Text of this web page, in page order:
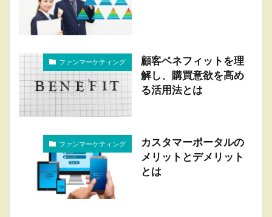
ファンマーケティング
顧客ベネフィットを理
解し、購買意欲を高め
る活用法とは
ファンマーケティング
カスタマーポータルの
メリットとデメリット
とは